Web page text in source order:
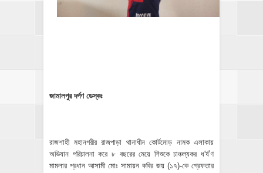
জামালপুর দর্পণ ডেস্কঃ
রাজশাহী মহানগরীর রাজপাড়া থানাধীন কোর্টমোড় নামক এলাকায়
অভিযান পরিচালনা করে ৮ বছরের মেয়ে শিশুকে চাঞ্চল্যকর ধ'র্ষ'ণ
মামলার প্রধান আসামী মোঃ সামায়ন কবির জয় (১৭)-কে গ্রেফতার